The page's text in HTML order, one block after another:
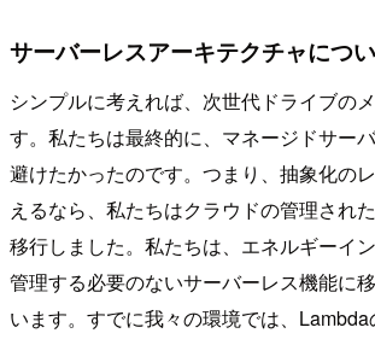
サーバーレスアーキテクチャにつ
シンプルに考えれば、次世代ドライブの
す。私たちは最終的に、マネージドサー
避けたかったのです。つまり、抽象化の
えるなら、私たちはクラウドの管理され
移行しました。私たちは、エネルギーイ
管理する必要のないサーバーレス機能に
います。すでに我々の環境では、